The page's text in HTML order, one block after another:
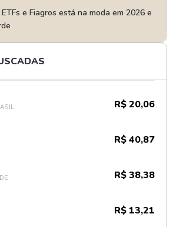
e Fiagros está na moda em 2026 e
R$ 20,06
R$ 40,87
R$ 38,38
R$ 13,21